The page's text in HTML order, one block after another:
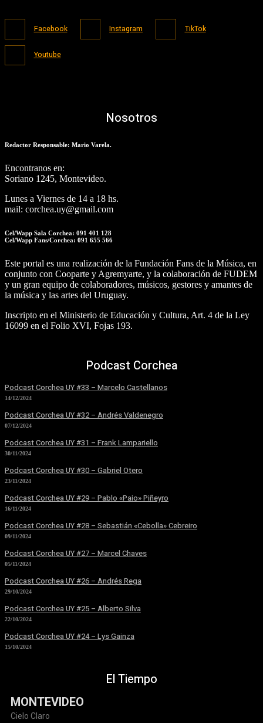
Facebook Instagram TikTok
Youtube
Nosotros
Redactor Responsable: Mario Varela.
Encontranos en:
Soriano 1245, Montevideo.
Lunes a Viernes de 14 a 18 hs.
mail: corchea.uy@gmail.com
Cel/Wapp Sala Corchea: 091 401 128
Cel/Wapp Fans/Corchea: 091 655 566
Este portal es una realización de la Fundación Fans de la Música, en
conjunto con Cooparte y Agremyarte, y la colaboración de FUDEM
y un gran equipo de colaboradores, músicos, gestores y amantes de
la música y las artes del Uruguay.
Inscripto en el Ministerio de Educación y Cultura, Art. 4 de la Ley
16099 en el Folio XVI, Fojas 193.
Podcast Corchea
Podcast Corchea UY #33 – Marcelo Castellanos
14/12/2024
Podcast Corchea UY #32 – Andrés Valdenegro
07/12/2024
Podcast Corchea UY #31 – Frank Lampariello
30/11/2024
Podcast Corchea UY #30 – Gabriel Otero
23/11/2024
Podcast Corchea UY #29 – Pablo «Paio» Piñeyro
16/11/2024
Podcast Corchea UY #28 – Sebastián «Cebolla» Cebreiro
09/11/2024
Podcast Corchea UY #27 – Marcel Chaves
05/11/2024
Podcast Corchea UY #26 – Andrés Rega
29/10/2024
Podcast Corchea UY #25 – Alberto Silva
22/10/2024
Podcast Corchea UY #24 – Lys Gainza
15/10/2024
El Tiempo
MONTEVIDEO
Cielo Claro